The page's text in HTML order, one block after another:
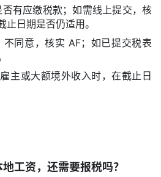
有应缴税款；如需线上提交，核
日期是否仍适用。
同意，核实 AF；如已提交税表
主或大额境外收入时，在截止日
工资，还需要报税吗？